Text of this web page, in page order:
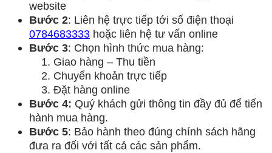
website
Bước 2: Liên hệ trực tiếp tới số điện thoại
0784683333 hoặc liên hệ tư vấn online
Bước 3: Chọn hình thức mua hàng:
Giao hàng – Thu tiền
Chuyển khoản trực tiếp
Đặt hàng online
Bước 4: Quý khách gửi thông tin đầy đủ để tiến
hành mua hàng.
Bước 5: Bảo hành theo đúng chính sách hãng
đưa ra đối với tất cả các sản phẩm.